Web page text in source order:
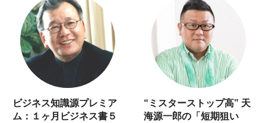
ビジネス知識源プレミア
ム：１ヶ月ビジネス書５
“ミスターストップ高” 天
海源一郎の「短期狙い